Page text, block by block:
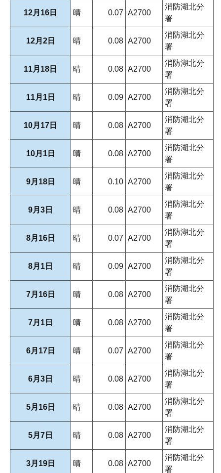
12月16日 晴 0.07 A2700
消防湖北分
署
12月2日 晴 0.08 A2700
消防湖北分
署
11月18日 晴 0.08 A2700
消防湖北分
署
11月1日 晴 0.09 A2700
消防湖北分
署
10月17日 晴 0.08 A2700
消防湖北分
署
10月1日 晴 0.08 A2700
消防湖北分
署
9月18日 晴 0.10 A2700
消防湖北分
署
9月3日 晴 0.08 A2700
消防湖北分
署
8月16日 晴 0.07 A2700
消防湖北分
署
8月1日 晴 0.09 A2700
消防湖北分
署
7月16日 晴 0.08 A2700
消防湖北分
署
7月1日 晴 0.08 A2700
消防湖北分
署
6月17日 晴 0.07 A2700
消防湖北分
署
6月3日 晴 0.08 A2700
消防湖北分
署
5月16日 晴 0.08 A2700
消防湖北分
署
5月7日 晴 0.08 A2700
消防湖北分
署
3月19日 晴 0.08 A2700
消防湖北分
署